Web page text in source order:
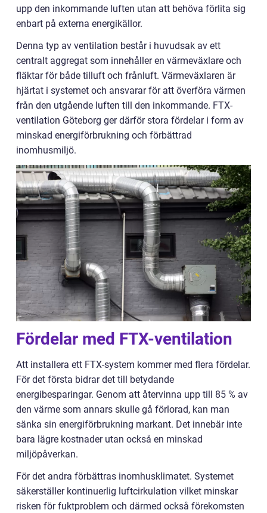
upp den inkommande luften utan att behöva förlita sig
enbart på externa energikällor.
Denna typ av ventilation består i huvudsak av ett
centralt aggregat som innehåller en värmeväxlare och
fläktar för både tilluft och frånluft. Värmeväxlaren är
hjärtat i systemet och ansvarar för att överföra värmen
från den utgående luften till den inkommande. FTX-
ventilation Göteborg ger därför stora fördelar i form av
minskad energiförbrukning och förbättrad
inomhusmiljö.
Fördelar med FTX-ventilation
Att installera ett FTX-system kommer med flera fördelar.
För det första bidrar det till betydande
energibesparingar. Genom att återvinna upp till 85 % av
den värme som annars skulle gå förlorad, kan man
sänka sin energiförbrukning markant. Det innebär inte
bara lägre kostnader utan också en minskad
miljöpåverkan.
För det andra förbättras inomhusklimatet. Systemet
säkerställer kontinuerlig luftcirkulation vilket minskar
risken för fuktproblem och därmed också förekomsten